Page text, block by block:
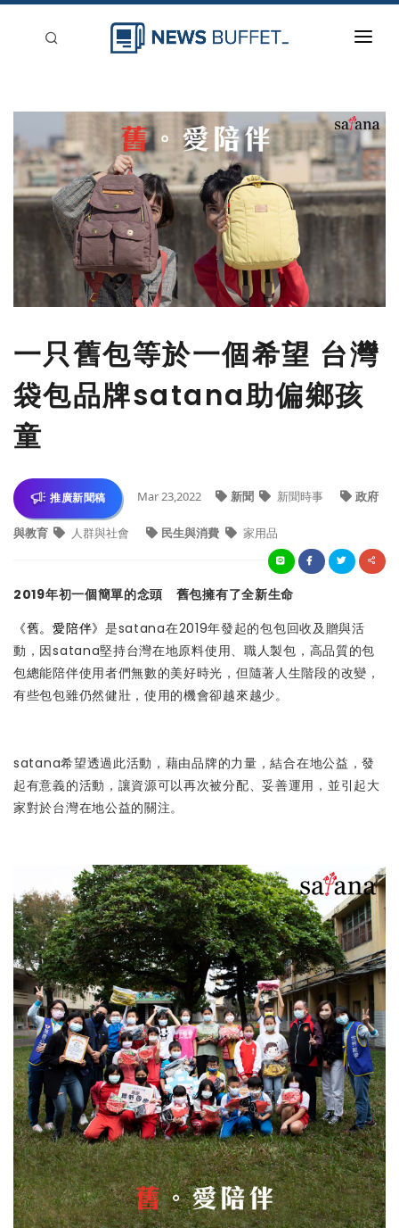
登入
刊登
一只舊包等於一個希望 台灣
袋包品牌satana助偏鄉孩
童
推廣新聞稿 Mar 23,2022 新聞 新聞時事 政府
與教育 人群與社會 民生與消費 家用品
2019年初一個簡單的念頭 舊包擁有了全新生命
《舊。愛陪伴》 是satana在2019年發起的包包回收及贈與活
動，因satana堅持台灣在地原料使用、職人製包，高品質的包
包總能陪伴使用者們無數的美好時光，但隨著人生階段的改變，
有些包包雖仍然健壯，使用的機會卻越來越少。
satana希望透過此活動，藉由品牌的力量，結合在地公益，發
起有意義的活動，讓資源可以再次被分配、妥善運用，並引起大
家對於台灣在地公益的關注。